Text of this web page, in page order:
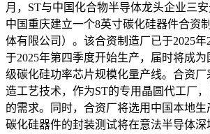
月，ST与中国化合物半导体龙头企业三
中国重庆建立一个8英寸碳化硅器件合资
体有限公司）。该合资制造厂已于2025年
于2025年第四季度开始生产，届时将成
级碳化硅功率芯片规模化量产线。合资厂
造工艺技术，作为ST的专用晶圆代工厂
的需求。同时，合资厂将选用中国本地
碳化硅器件的封装测试将在意法半导体